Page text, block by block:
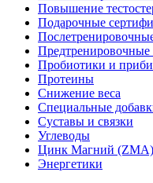
Повышение
Подарочные
Пробиотики и
Протеины
Снижение веса
Специальные
Суставы и связки
Углеводы
Цинк Магний (ZMA)
Энергетики